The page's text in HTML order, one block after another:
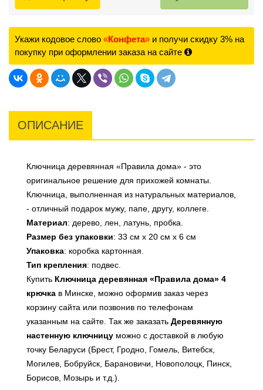
Укажи кодовое слово «Конфета» и получи скидку 3% на
покупку при оформлении заказа на сайте
ОПИСАНИЕ
Ключница деревянная «Правила дома» - это
оригинальное решение для прихожей комнаты.
Ключница, выполненная из натуральных материалов,
- отличный подарок мужу, папе, другу, коллеге.
Материал: дерево, лен, латунь, пробка.
Размер без упаковки: 33 см х 20 см х 6 см
Упаковка: коробка картонная.
Тип крепления: подвес.
Купить Ключница деревянная «Правила дома» 4
крючка в Минске, можно оформив заказ через
корзину сайта или позвонив по телефонам
указанным на сайте. Так же заказать Деревянную
настенную ключницу можно с доставкой в любую
точку Беларуси (Брест, Гродно, Гомель, Витебск,
Могилев, Бобруйск, Барановичи, Новополоцк, Пинск,
Борисов, Мозырь и т.д.).